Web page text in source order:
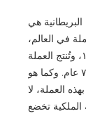
هي
في العالم،
حيث تعمل منذ عام ١٢٨٢، وتُنتج العملة
البريطانية منذ أكثر من ٧٠٠ عام. وكما هو
العملة، لا
تخضع